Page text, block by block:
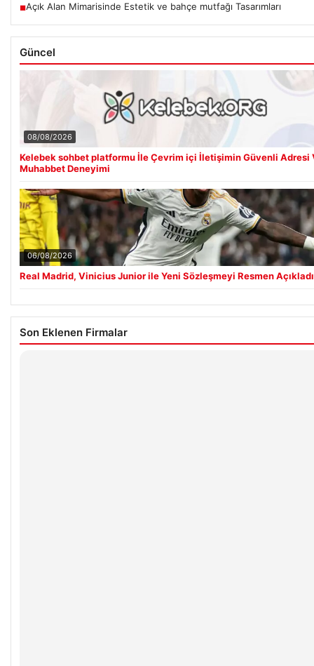
■Açık Alan Mimarisinde Estetik ve bahçe mutfağı Tasarımları
Güncel
08/08/2026
Kelebek sohbet platformu İle Çevrim içi İletişimin Güvenli Adresi
Muhabbet Deneyimi
06/08/2026
Real Madrid, Vinicius Junior ile Yeni Sözleşmeyi Resmen Açıkladı
Son Eklenen Firmalar